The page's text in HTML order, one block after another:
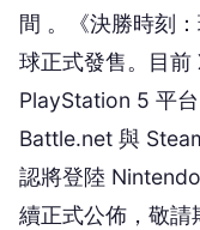
間 。《決勝時刻
球正式發售。目前
PlayStation 5 平
Battle.net 與
認將登陸
續正式公佈，敬請